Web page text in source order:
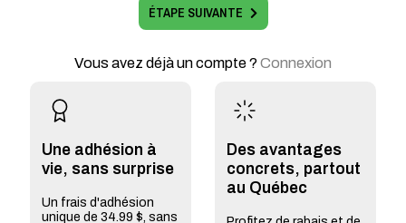
ÉTAPE SUIVANTE
Vous avez déjà un compte ? Connexion
Une adhésion à
vie, sans surprise
Un frais d'adhésion
unique de 34.99 $, sans
Des avantages
concrets, partout
au Québec